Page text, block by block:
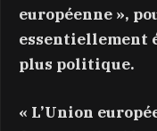
européenne »,
essentiellement
plus politique.
« L’Union